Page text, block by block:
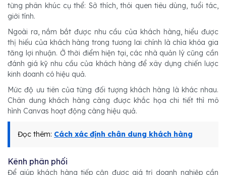
từng phân khúc cụ thể: Sở thích, thói quen tiêu dùng, tuổi tác,
giới tính.
Ngoài ra, nắm bắt được nhu cầu của khách hàng, hiểu được
thị hiếu của khách hàng trong tương lai chính là chìa khóa gia
tăng lợi nhuận. Ở thời điểm hiện tại, các nhà quản lý cũng cần
đánh giá kỹ nhu cầu của khách hàng để xây dựng chiến lược
kinh doanh có hiệu quả.
Mức độ ưu tiên của từng đối tượng khách hàng là khác nhau.
Chân dung khách hàng càng được khắc họa chi tiết thì mô
hình Canvas hoạt động càng hiệu quả.
Đọc thêm: Cách xác định chân dung khách hàng
Kênh phân phối
Để giúp khách hàng tiếp cận được giá trị doanh nghiệp cần